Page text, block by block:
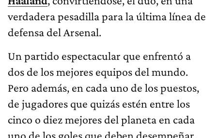
verdadera pesadilla para la última línea de
defensa del Arsenal.
Un partido espectacular que enfrentó a
dos de los mejores equipos del mundo.
Pero además, en cada uno de los puestos,
de jugadores que quizás estén entre los
cinco o diez mejores del planeta en cada
uno de los goles que deben desempeñar.